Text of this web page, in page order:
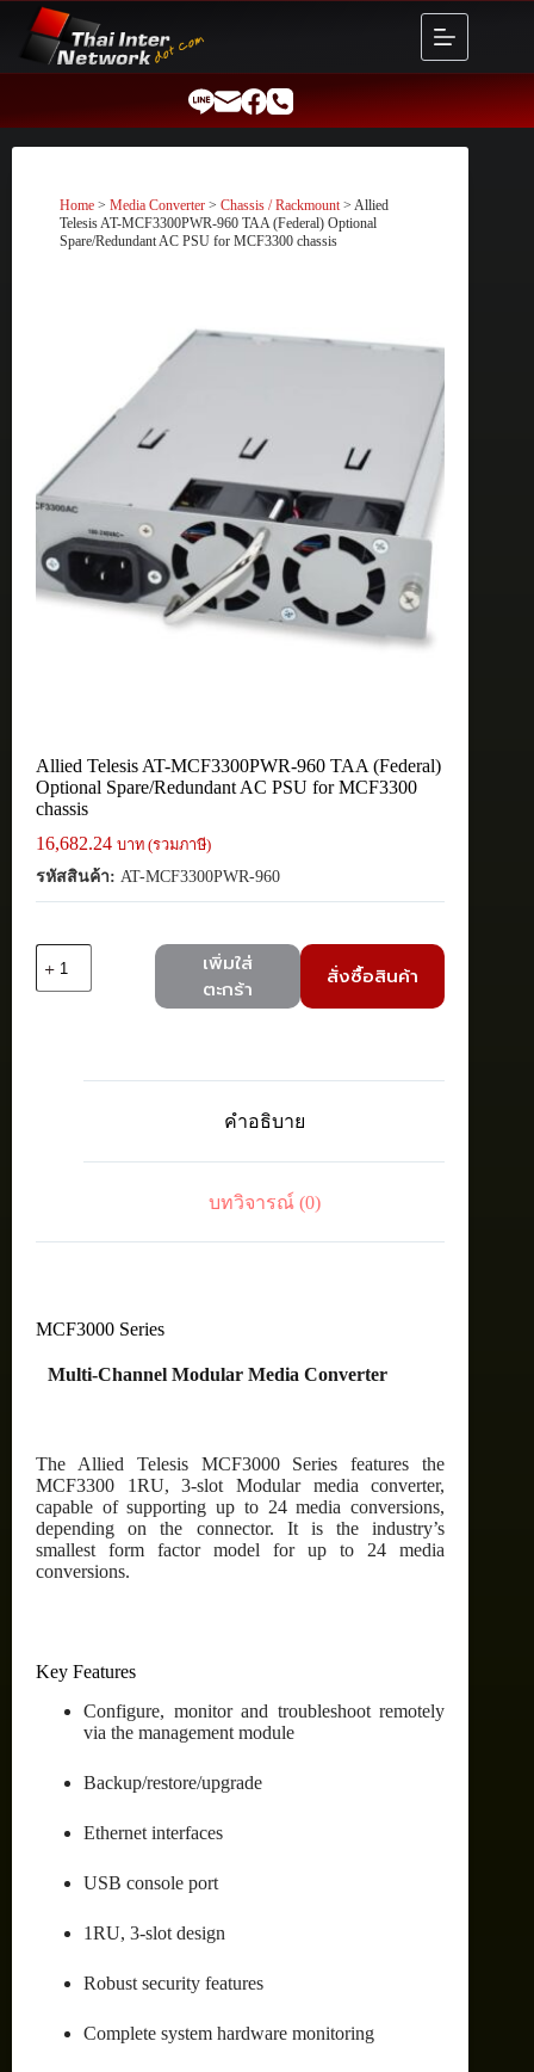
content
Home > Media Converter > Chassis / Rackmount> Allied
Telesis AT-MCF3300PWR-960 TAA (Federal) Optional
Spare/Redundant AC PSU for MCF3300 chassis
Allied Telesis AT-MCF3300PWR-960 TAA (Federal)
Optional Spare/Redundant AC PSU for MCF3300
chassis
16,682.24 บาท (รวมภาษี)
รหัสสินค้า: AT-MCF3300PWR-960
Allied
chassis
เพิ่มใส่
ตะกร้า
สั่งซื้อสินค้า
คำอธิบาย
บทวิจารณ์ (0)
MCF3000 Series
Multi-Channel Modular Media Converter
The Allied Telesis MCF3000 Series features the
MCF3300 1RU, 3-slot Modular media converter,
capable of supporting up to 24 media conversions,
depending on the connector. It is the industry’s
smallest form factor model for up to 24 media
conversions.
Key Features
Configure, monitor and troubleshoot remotely
via the management module
Backup/restore/upgrade
Ethernet interfaces
USB console port
1RU, 3-slot design
Robust security features
Complete system hardware monitoring